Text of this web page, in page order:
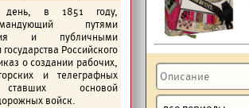
в 1851 году,
путями
и публичными
Российского
о создании рабочих,
и телеграфных
основой
войск.